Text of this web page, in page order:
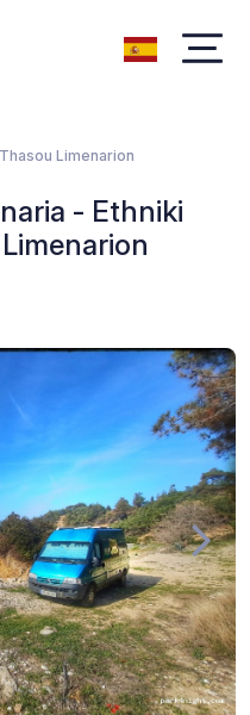
Limenarion
- Ethniki